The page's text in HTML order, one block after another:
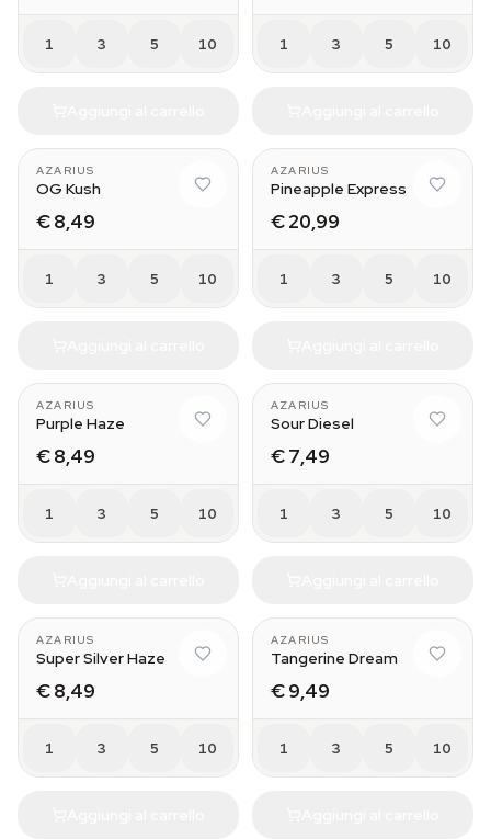
1 3 5 10 1 3 5 10
AZARIUS
OG Kush
€ 8,49
1 3 5 10
AZARIUS
Pineapple Express
€ 20,99
1 3 5 10
AZARIUS
Purple Haze
€ 8,49
1 3 5 10
AZARIUS
Sour Diesel
€ 7,49
1 3 5 10
AZARIUS
Super Silver Haze
€ 8,49
1 3 5 10
AZARIUS
Tangerine Dream
€ 9,49
1 3 5 10